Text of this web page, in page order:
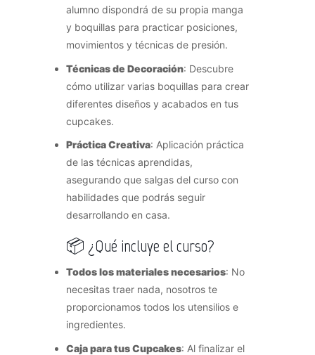
alumno dispondrá de su propia manga
y boquillas para practicar posiciones,
movimientos y técnicas de presión.
Técnicas de Decoración: Descubre
cómo utilizar varias boquillas para crear
diferentes diseños y acabados en tus
cupcakes.
Práctica Creativa: Aplicación práctica
de las técnicas aprendidas,
asegurando que salgas del curso con
habilidades que podrás seguir
desarrollando en casa.
📦 ¿Qué incluye el curso?
Todos los materiales necesarios: No
necesitas traer nada, nosotros te
proporcionamos todos los utensilios e
ingredientes.
Caja para tus Cupcakes: Al finalizar el